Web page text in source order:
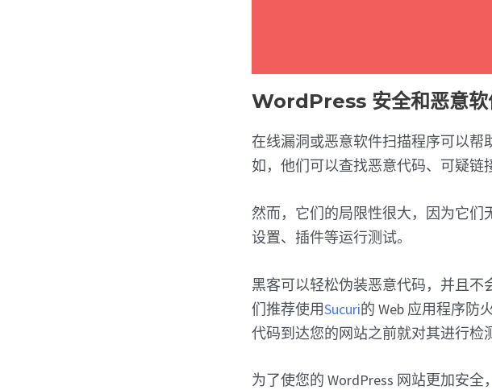
WordPress 安全和恶意软
在线漏洞或恶意软件扫描程序可以
如，他们可以查找恶意代码、可疑链
然而，它们的局限性很大，因为它们
设置、插件等运行测试。
黑客可以轻松伪装恶意代码，并且
们推荐使用Sucuri的 Web 应用程序防
代码到达您的网站之前就对其进行检
为了使您的 WordPress 网站更加安